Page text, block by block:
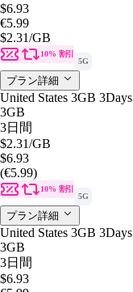
$6.93
€5.99
$2.31/GB
10% 割引
5G
プラン詳細
United States 3GB 3Days
3GB
3日間
$2.31/GB
$6.93
(€5.99)
10% 割引
5G
プラン詳細
United States 3GB 3Days
3GB
3日間
$6.93